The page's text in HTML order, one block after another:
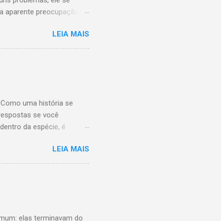
preocupação
The Bellas com a Anna
explicar o que mais me
Mas só conseguir
LEIA MAIS
Como uma história se
se você
da espécie, é
pode não ter nada a
uma experiência
um multiverso por
um mundo imaginário
LEIA MAIS
elas terminavam do